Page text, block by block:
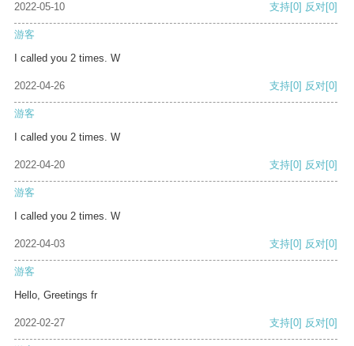
2022-05-10 支持[0] 反对[0]
游客
I called you 2 times. W
2022-04-26 支持[0] 反对[0]
游客
I called you 2 times. W
2022-04-20 支持[0] 反对[0]
游客
I called you 2 times. W
2022-04-03 支持[0] 反对[0]
游客
Hello, Greetings fr
2022-02-27 支持[0] 反对[0]